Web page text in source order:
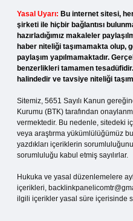
Yasal Uyarı: Bu internet sitesi,
şirketi ile hiçbir bağlantısı
hazırladığımız makaleler
haber niteliği taşımamakta olup,
paylaşım yapılmamaktadır.
benzerlikleri tamamen
halindedir ve tavsiye niteliği
Sitemiz, 5651 Sayılı Kanun
Kurumu (BTK) tarafından
vermektedir. Bu nedenle, sitedeki
veya araştırma yükümlülüğümüz
yazdıkları içeriklerin
sorumluluğu kabul etmiş sayılırlar.
Hukuka ve yasal düzenlemelere
içerikleri,
ilgili içerikler yasal süre içerisinde